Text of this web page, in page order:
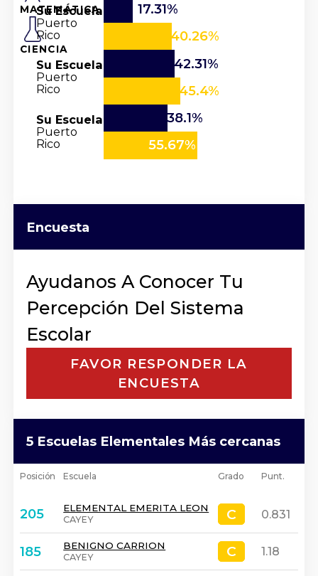
MATEMÁTICA
CIENCIA
Su Escuela
Puerto
Rico
17.31%
40.26%
Su Escuela
Puerto
Rico
42.31%
45.4%
Su Escuela
Puerto
Rico
38.1%
55.67%
Encuesta
Ayudanos A Conocer Tu
Percepción Del Sistema
Escolar
FAVOR RESPONDER LA
ENCUESTA
5 Escuelas Elementales Más cercanas
Posición Escuela Grado Punt.
205 ELEMENTAL EMERITA LEON
CAYEY C
C 0.831
185 BENIGNO CARRION
CAYEY C
C 1.18